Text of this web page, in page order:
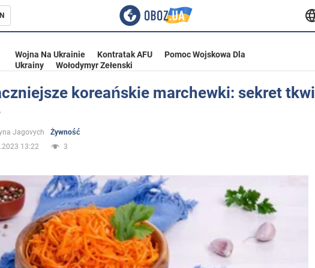
Ukrainie
Wojna Na Ukrainie Kontratak AFU
Pomoc Wojskowa Dla
Ukrainy
Wołodymyr Zełenski
koreańskie marchewki: sekret tkwi
Jagovych
Żywność
13:22
3